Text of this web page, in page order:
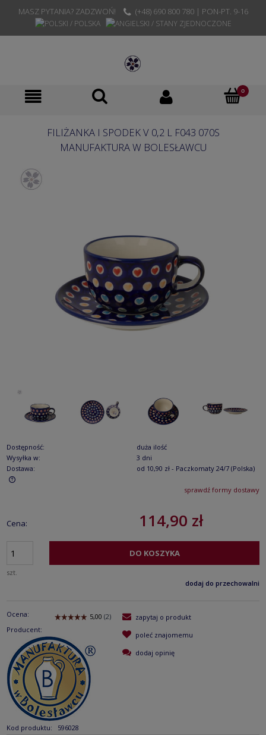
MASZ PYTANIA? ZADZWOŃ! (+48) 690 800 780 | PON-PT. 9-16
FILIŻANKA I SPODEK V 0,2 L F043 070S
MANUFAKTURA W BOLESŁAWCU
Dostępność:
duża ilość
Wysyłka w:
3 dni
Dostawa:
od 10,90 zł - Paczkomaty 24/7 (Polska)
Cena nie zawiera ewentualnych kosztów płatnościsprawdź formy dostawy
Cena: 114,90 zł
szt.
DO KOSZYKA
dodaj do przechowalni
Ocena:
Producent:
Kod produktu: 596028
zapytaj o produkt
poleć znajomemu
dodaj opinię